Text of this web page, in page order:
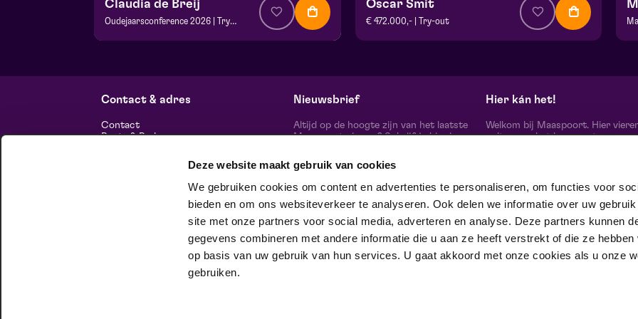
Deze website maakt gebruik van cookies
We gebruiken cookies om content en advertenties te personaliseren, om functies voor
bieden en om ons websiteverkeer te analyseren. Ook delen we informatie over uw
site met onze partners voor social media, adverteren en analyse. Deze partners kunnen
gegevens combineren met andere informatie die u aan ze heeft verstrekt of die ze hebben
op basis van uw gebruik van hun services. U gaat akkoord met onze cookies als u onze
gebruiken.
Claudia de Breij
Oudejaarsconference 2026 | Try-out
vr 2 oktober 2026 | 20:15
Oscar Smit
€ 472.000,- | Try-out
vr 16 oktober 2026 | 20:15
Contact & adres
Contact
Route & Parkeren
Duurzaam ondernemen
Nieuwsbrief
Altijd op de hoogte zijn van het laatste
Maaspoort nieuws? Schrijf je hier in
schrijf je in
volg ons op
Hier kán het!
Welkom bij Maaspoort. Hier
cultuur en het leven met een
echte verschil maak je samen’.
Winnaar van de Red Dot Award
& Communication Design 2024
categorie Corporate Design &